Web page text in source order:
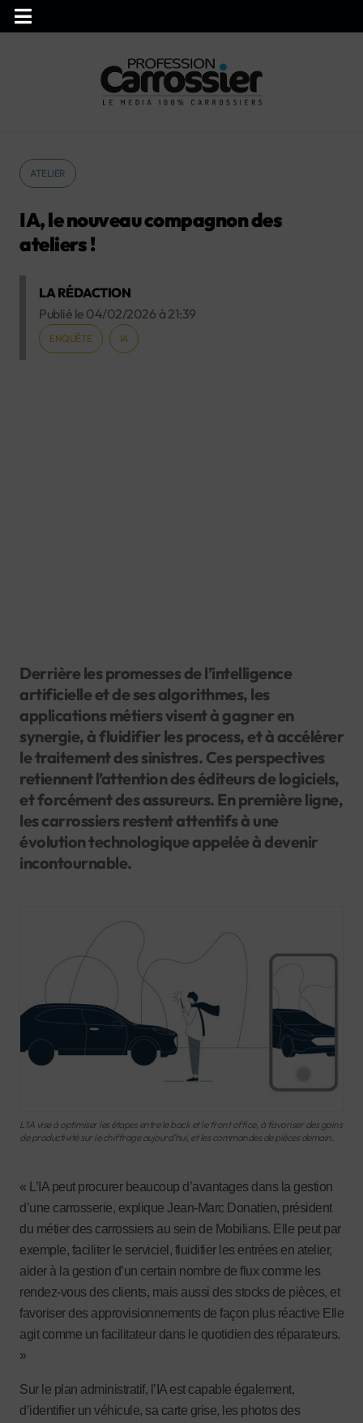
ATELIER
IA, le nouveau compagnon des
ateliers !
LA RÉDACTION
Publié le 04/02/2026 à 21:39
ENQUÊTE IA
Derrière les promesses de l’intelligence
artificielle et de ses algorithmes, les
applications métiers visent à gagner en
synergie, à fluidifier les process, et à accélérer
le traitement des sinistres. Ces perspectives
retiennent l’attention des éditeurs de logiciels,
et forcément des assureurs. En première ligne,
les carrossiers restent attentifs à une
évolution technologique appelée à devenir
incontournable.
L’IA vise à optimiser les étapes entre le back et le front office, à favoriser des gains
de productivité sur le chiffrage aujourd’hui, et les commandes de pièces demain.
« L’IA peut procurer beaucoup d’avantages dans la gestion
d’une carrosserie, explique Jean-Marc Donatien, président
du métier des carrossiers au sein de Mobilians. Elle peut par
exemple, faciliter le serviciel, fluidifier les entrées en atelier,
aider à la gestion d’un certain nombre de flux comme les
rendez-vous des clients, mais aussi des stocks de pièces, et
favoriser des approvisionnements de façon plus réactive Elle
agit comme un facilitateur dans le quotidien des réparateurs.
»
Sur le plan administratif, l’IA est capable également,
d’identifier un véhicule, sa carte grise, les photos des